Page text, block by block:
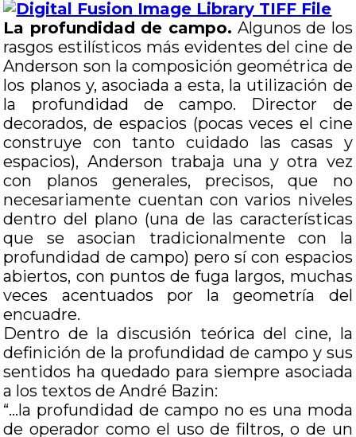
La profundidad de campo. Algunos de los
rasgos estilísticos más evidentes del cine de
Anderson son la composición geométrica de
los planos y, asociada a esta, la utilización de
la profundidad de campo. Director de
decorados, de espacios (pocas veces el cine
construye con tanto cuidado las casas y
espacios), Anderson trabaja una y otra vez
con planos generales, precisos, que no
necesariamente cuentan con varios niveles
dentro del plano (una de las características
que se asocian tradicionalmente con la
profundidad de campo) pero sí con espacios
abiertos, con puntos de fuga largos, muchas
veces acentuados por la geometría del
encuadre.
Dentro de la discusión teórica del cine, la
definición de la profundidad de campo y sus
sentidos ha quedado para siempre asociada
a los textos de André Bazin:
“…la profundidad de campo no es una moda
de operador como el uso de filtros, o de un